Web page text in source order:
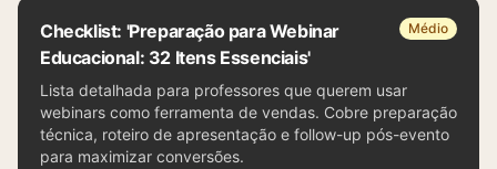
Checklist: 'Preparação para Webinar
Educacional: 32 Itens Essenciais'
Médio
Lista detalhada para professores que querem usar
webinars como ferramenta de vendas. Cobre preparação
técnica, roteiro de apresentação e follow-up pós-evento
para maximizar conversões.